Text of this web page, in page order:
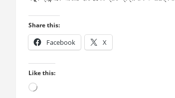
Share this:
Facebook X
Like this:
Loading…